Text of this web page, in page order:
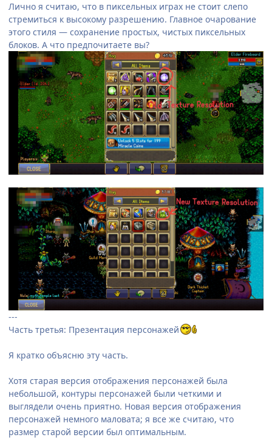
Лично я считаю, что в пиксельных играх не стоит слепо
стремиться к высокому разрешению. Главное очарование
этого стиля — сохранение простых, чистых пиксельных
блоков. А что предпочитаете вы?
---
Часть третья: Презентация персонажей
Я кратко объясню эту часть.
Хотя старая версия отображения персонажей была
небольшой, контуры персонажей были четкими и
выглядели очень приятно. Новая версия отображения
персонажей немного маловата; я все же считаю, что
размер старой версии был оптимальным.